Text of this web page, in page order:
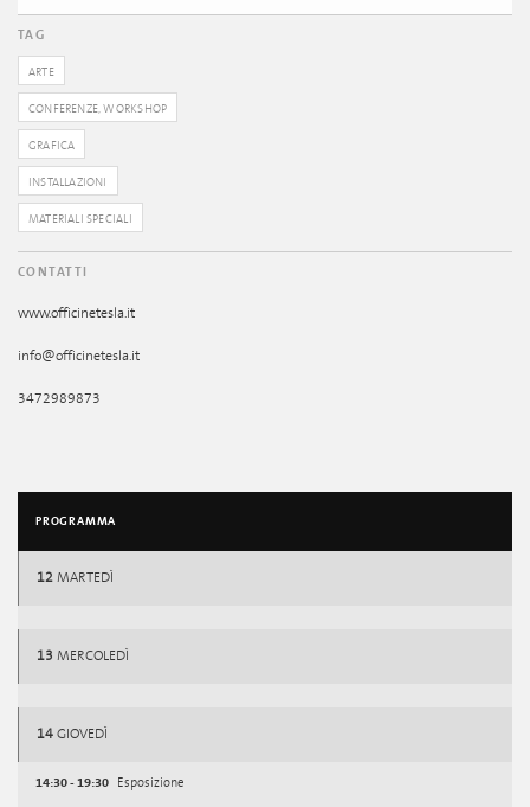
TAG
ARTE
CONFERENZE, WORKSHOP
GRAFICA
INSTALLAZIONI
MATERIALI SPECIALI
CONTATTI
www.officinetesla.it
info@officinetesla.it
3472989873
PROGRAMMA
12 MARTEDÌ
13 MERCOLEDÌ
14 GIOVEDÌ
14:30 - 19:30 Esposizione